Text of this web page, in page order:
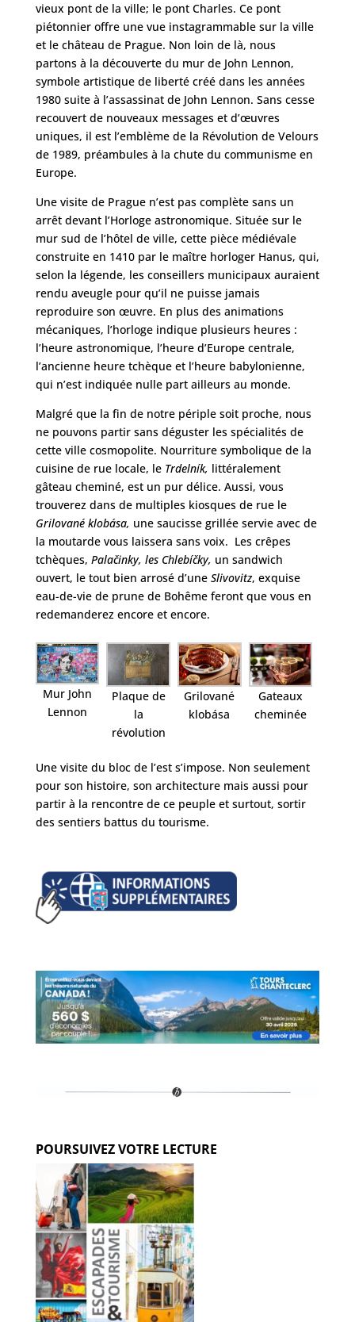
vieux pont de la ville; le pont Charles. Ce pont
piétonnier offre une vue instagrammable sur la ville
et le château de Prague. Non loin de là, nous
partons à la découverte du mur de John Lennon,
symbole artistique de liberté créé dans les années
1980 suite à l’assassinat de John Lennon. Sans cesse
recouvert de nouveaux messages et d’œuvres
uniques, il est l’emblème de la Révolution de Velours
de 1989, préambules à la chute du communisme en
Europe.
Une visite de Prague n’est pas complète sans un
arrêt devant l’Horloge astronomique. Située sur le
mur sud de l’hôtel de ville, cette pièce médiévale
construite en 1410 par le maître horloger Hanus, qui,
selon la légende, les conseillers municipaux auraient
rendu aveugle pour qu’il ne puisse jamais
reproduire son œuvre. En plus des animations
mécaniques, l’horloge indique plusieurs heures :
l’heure astronomique, l’heure d’Europe centrale,
l’ancienne heure tchèque et l’heure babylonienne,
qui n’est indiquée nulle part ailleurs au monde.
Malgré que la fin de notre périple soit proche, nous
ne pouvons partir sans déguster les spécialités de
cette ville cosmopolite. Nourriture symbolique de la
cuisine de rue locale, le Trdelník, littéralement
gâteau cheminé, est un pur délice. Aussi, vous
trouverez dans de multiples kiosques de rue le
Grilované klobása, une saucisse grillée servie avec de
la moutarde vous laissera sans voix. Les crêpes
tchèques, Palačinky, les Chlebíčky, un sandwich
ouvert, le tout bien arrosé d’une Slivovitz, exquise
eau-de-vie de prune de Bohême feront que vous en
redemanderez encore et encore.
Mur John
Lennon
Plaque de
la
révolution
Grilované
klobása
Gateaux
cheminée
Une visite du bloc de l’est s’impose. Non seulement
pour son histoire, son architecture mais aussi pour
partir à la rencontre de ce peuple et surtout, sortir
des sentiers battus du tourisme.
POURSUIVEZ VOTRE LECTURE